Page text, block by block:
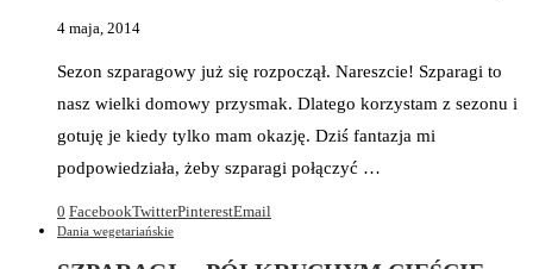
4 maja, 2014
Sezon szparagowy już się rozpoczął. Nareszcie! Szparagi to
nasz wielki domowy przysmak. Dlatego korzystam z sezonu i
gotuję je kiedy tylko mam okazję. Dziś fantazja mi
podpowiedziała, żeby szparagi połączyć …
0 FacebookTwitterPinterestEmail
Dania wegetariańskie